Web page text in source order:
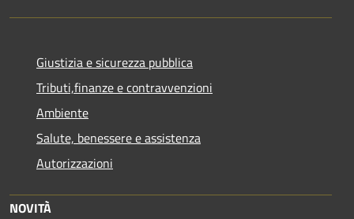
Giustizia e sicurezza pubblica
Tributi,finanze e contravvenzioni
Ambiente
Salute, benessere e assistenza
Autorizzazioni
NOVITÀ